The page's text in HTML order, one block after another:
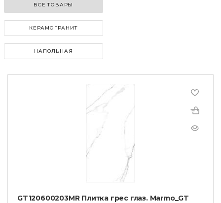
ВСЕ ТОВАРЫ
КЕРАМОГРАНИТ
НАПОЛЬНАЯ
GT120600203MR Плитка грес глаз. Marmo_GT